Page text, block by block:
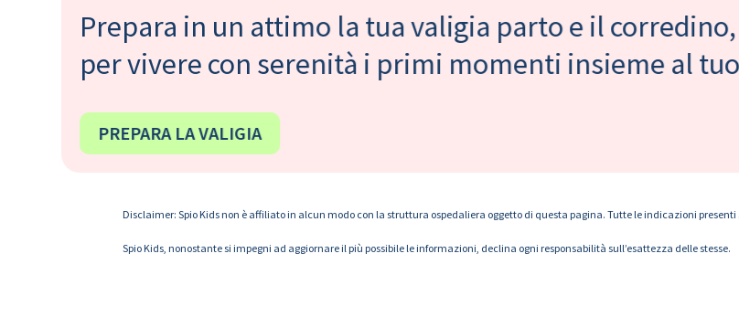
Prepara in un attimo la tua valigia parto e il
per vivere con serenità i primi momenti insieme al
PREPARA LA VALIGIA
Disclaimer: Spio Kids non è affiliato in alcun modo con la struttura ospedaliera oggetto di questa pagina. Tutte le indicazioni
Spio Kids, nonostante si impegni ad aggiornare il più possibile le informazioni, declina ogni responsabilità sull’esattezza delle stesse.